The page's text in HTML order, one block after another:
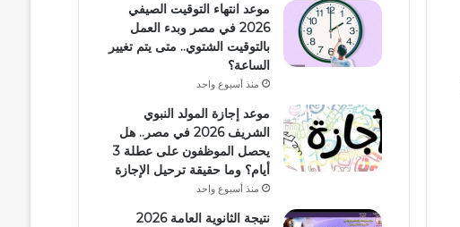
موعد انتهاء التوقيت الصيفي
2026 في مصر وبدء العمل
بالتوقيت الشتوي.. متى يتم تغيير
الساعة؟
منذ أسبوع واحد
موعد إجازة المولد النبوي
الشريف 2026 في مصر.. هل
يحصل الموظفون على عطلة 3
أيام؟ وما حقيقة ترحيل الإجازة
منذ أسبوع واحد
نتيجة الثانوية العامة 2026